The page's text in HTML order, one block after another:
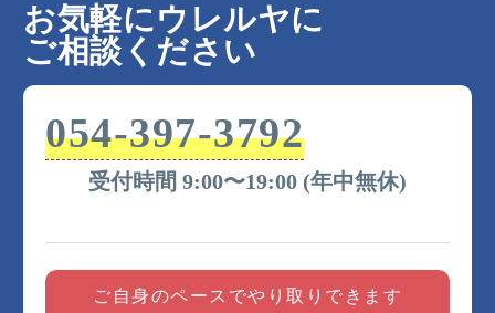
お気軽にウレルヤに
ご相談ください
054-397-3792
受付時間 9:00〜19:00 (年中無休)
ご自身のペースでやり取りできます